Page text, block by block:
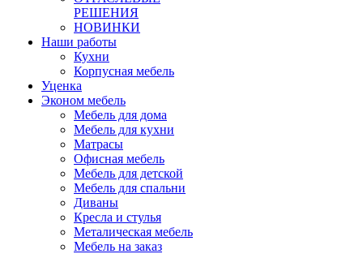
РЕШЕНИЯ
НОВИНКИ
Наши работы
Кухни
Корпусная мебель
Уценка
Эконом мебель
Мебель для дома
Мебель для кухни
Матрасы
Офисная мебель
Мебель для детской
Мебель для спальни
Диваны
Кресла и стулья
Металическая мебель
Мебель на заказ